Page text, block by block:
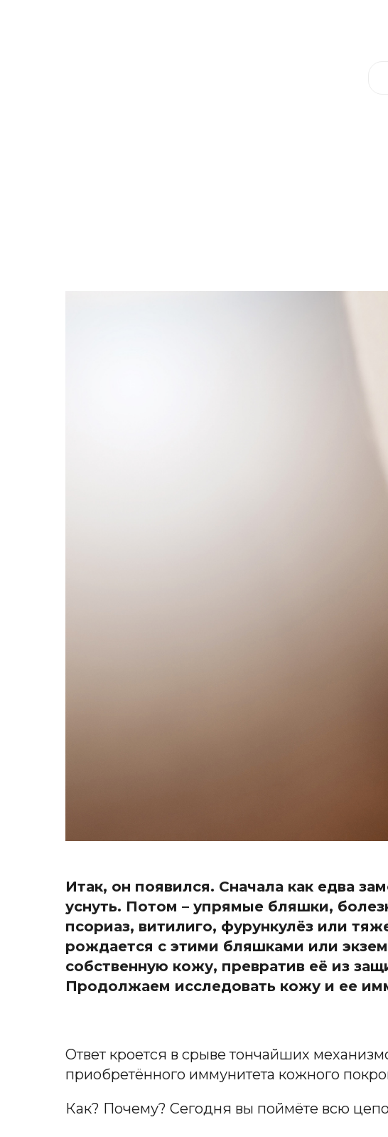
Итак, он появился. Сначала как едва
уснуть. Потом – упрямые бляшки,
псориаз, витилиго, фурункулёз или
рождается с этими бляшками или
собственную кожу, превратив её из
Продолжаем исследовать кожу и ее
Ответ кроется в срыве тончайших
приобретённого иммунитета кожного
Как? Почему? Сегодня вы поймёте всю